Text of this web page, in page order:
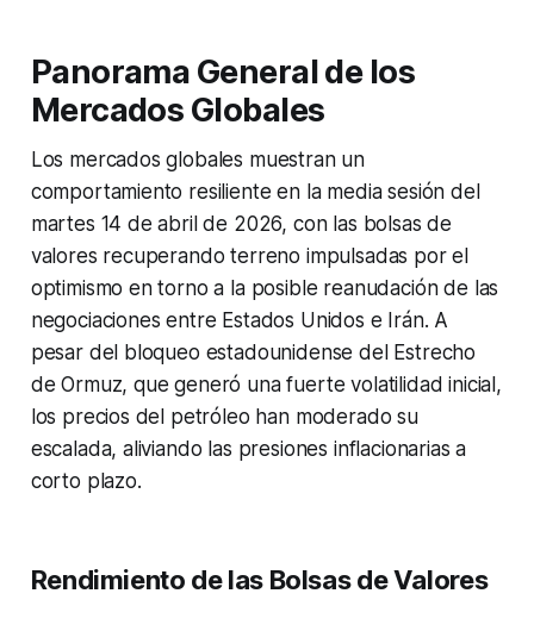
Panorama General de los
Mercados Globales
Los mercados globales muestran un
comportamiento resiliente en la media sesión del
martes 14 de abril de 2026, con las bolsas de
valores recuperando terreno impulsadas por el
optimismo en torno a la posible reanudación de las
negociaciones entre Estados Unidos e Irán. A
pesar del bloqueo estadounidense del Estrecho
de Ormuz, que generó una fuerte volatilidad inicial,
los precios del petróleo han moderado su
escalada, aliviando las presiones inflacionarias a
corto plazo.
Rendimiento de las Bolsas de Valores